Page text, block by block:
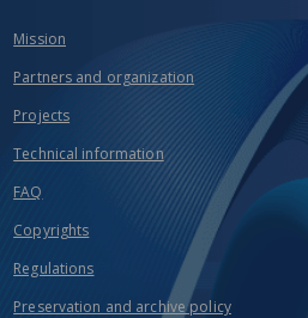
Mission
Partners and organization
Projects
Technical information
FAQ
Copyrights
Regulations
Preservation and archive policy